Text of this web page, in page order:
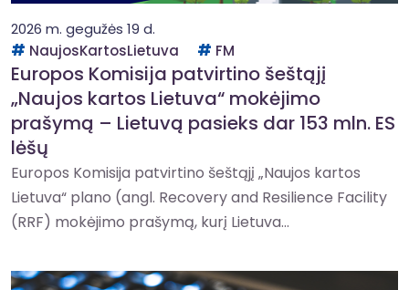
2026 m. gegužės 19 d.
NaujosKartosLietuva
FM
Europos Komisija patvirtino šeštąjį
„Naujos kartos Lietuva“ mokėjimo
prašymą – Lietuvą pasieks dar 153 mln. ES
lėšų
Europos Komisija patvirtino šeštąjį „Naujos kartos
Lietuva“ plano (angl. Recovery and Resilience Facility
(RRF) mokėjimo prašymą, kurį Lietuva...